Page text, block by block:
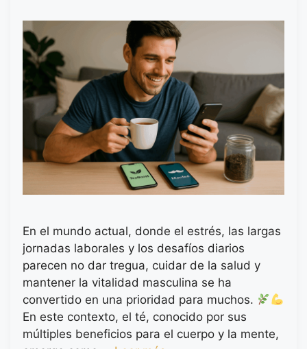
En el mundo actual, donde el estrés, las largas
jornadas laborales y los desafíos diarios
parecen no dar tregua, cuidar de la salud y
mantener la vitalidad masculina se ha
convertido en una prioridad para muchos.
En este contexto, el té, conocido por sus
múltiples beneficios para el cuerpo y la mente,